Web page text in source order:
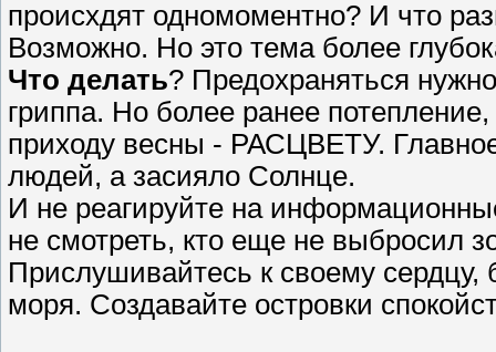
происхдят одномоментно? И что
Возможно. Но это тема более
Что делать? Предохраняться
гриппа. Но более ранее
приходу весны - РАСЦВЕТУ.
людей, а засияло Солнце.
И не реагируйте на
не смотреть, кто еще не выбросил
Прислушивайтесь к своему
моря. Создавайте островки